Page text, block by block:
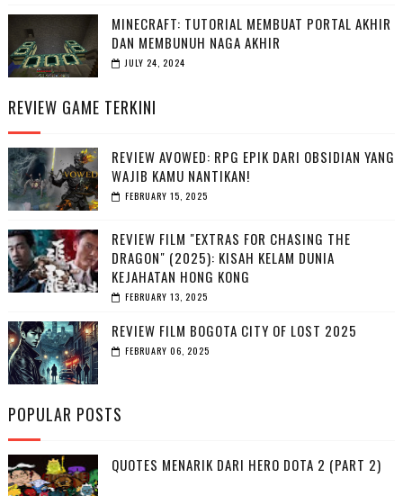
MINECRAFT: TUTORIAL MEMBUAT PORTAL AKHIR
DAN MEMBUNUH NAGA AKHIR
JULY 24, 2024
REVIEW GAME TERKINI
REVIEW AVOWED: RPG EPIK DARI OBSIDIAN YANG
WAJIB KAMU NANTIKAN!
FEBRUARY 15, 2025
REVIEW FILM "EXTRAS FOR CHASING THE
DRAGON" (2025): KISAH KELAM DUNIA
KEJAHATAN HONG KONG
FEBRUARY 13, 2025
REVIEW FILM BOGOTA CITY OF LOST 2025
FEBRUARY 06, 2025
POPULAR POSTS
QUOTES MENARIK DARI HERO DOTA 2 (PART 2)